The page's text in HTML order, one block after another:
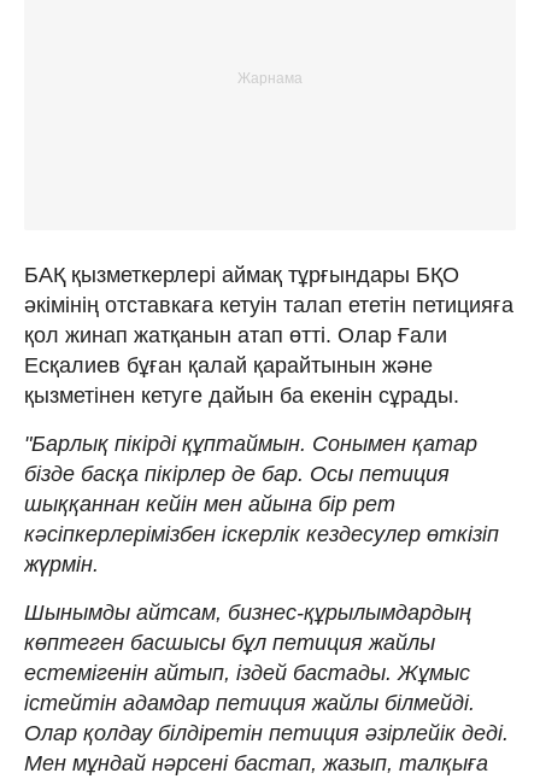
БАҚ қызметкерлері аймақ тұрғындары БҚО
әкімінің отставкаға кетуін талап ететін петицияға
қол жинап жатқанын атап өтті. Олар Ғали
Есқалиев бұған қалай қарайтынын және
қызметінен кетуге дайын ба екенін сұрады.
"Барлық пікірді құптаймын. Сонымен қатар
бізде басқа пікірлер де бар. Осы петиция
шыққаннан кейін мен айына бір рет
кәсіпкерлерімізбен іскерлік кездесулер өткізіп
жүрмін.
Шынымды айтсам, бизнес-құрылымдардың
көптеген басшысы бұл петиция жайлы
естемігенін айтып, іздей бастады. Жұмыс
істейтін адамдар петиция жайлы білмейді.
Олар қолдау білдіретін петиция әзірлейік деді.
Мен мұндай нәрсені бастап, жазып, талқыға